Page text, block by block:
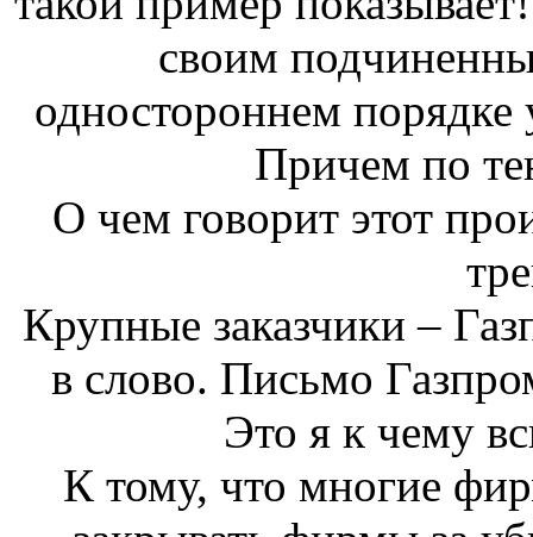
своим
одностороннем
Причем по
О чем говорит этот
Крупные заказчики –
в слово. Письмо
Это я к чему
К тому, что многие